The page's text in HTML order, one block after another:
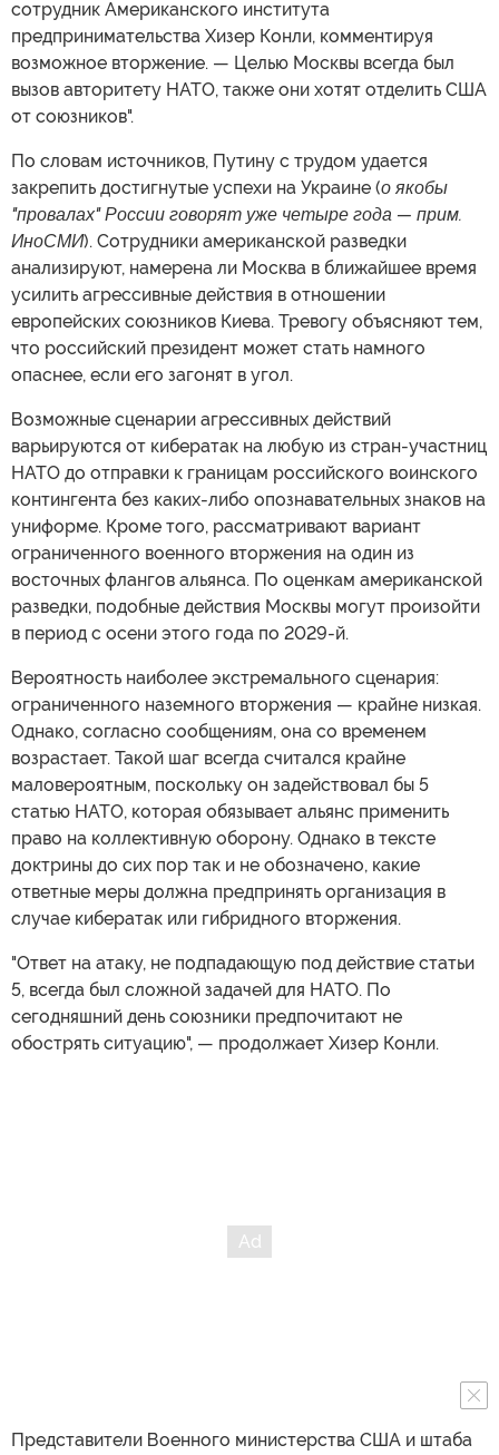
сотрудник Американского института
предпринимательства Хизер Конли, комментируя
возможное вторжение. — Целью Москвы всегда был
вызов авторитету НАТО, также они хотят отделить США
от союзников".
По словам источников, Путину с трудом удается
закрепить достигнутые успехи на Украине (о якобы
"провалах" России говорят уже четыре года — прим.
ИноСМИ). Сотрудники американской разведки
анализируют, намерена ли Москва в ближайшее время
усилить агрессивные действия в отношении
европейских союзников Киева. Тревогу объясняют тем,
что российский президент может стать намного
опаснее, если его загонят в угол.
Возможные сценарии агрессивных действий
варьируются от кибератак на любую из стран-участниц
НАТО до отправки к границам российского воинского
контингента без каких-либо опознавательных знаков на
униформе. Кроме того, рассматривают вариант
ограниченного военного вторжения на один из
восточных флангов альянса. По оценкам американской
разведки, подобные действия Москвы могут произойти
в период с осени этого года по 2029-й.
Вероятность наиболее экстремального сценария:
ограниченного наземного вторжения — крайне низкая.
Однако, согласно сообщениям, она со временем
возрастает. Такой шаг всегда считался крайне
маловероятным, поскольку он задействовал бы 5
статью НАТО, которая обязывает альянс применить
право на коллективную оборону. Однако в тексте
доктрины до сих пор так и не обозначено, какие
ответные меры должна предпринять организация в
случае кибератак или гибридного вторжения.
"Ответ на атаку, не подпадающую под действие статьи
5, всегда был сложной задачей для НАТО. По
сегодняшний день союзники предпочитают не
обострять ситуацию", — продолжает Хизер Конли.
Представители Военного министерства США и штаба